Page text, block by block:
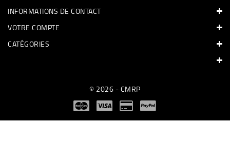
INFORMATIONS DE CONTACT
VOTRE COMPTE
CATÉGORIES
© 2026 - CMRP